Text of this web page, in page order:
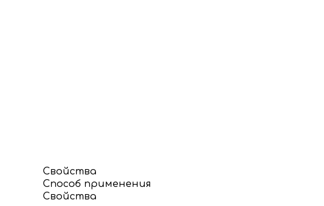
Свойства
Способ применения
Свойства